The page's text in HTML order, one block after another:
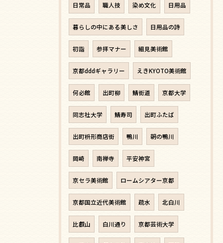
日常品 職人技 染め文化 日用品
暮らしの中にある美しさ 日用品の詩
初詣 参拝マナー 細見美術館
京都dddギャラリー えきKYOTO美術館
何必館 出町柳 鯖街道 京都大学
同志社大学 鯖寿司 出町ふたば
出町枡形商店街 鴨川 朝の鴨川
岡崎 南禅寺 平安神宮
京セラ美術館 ロームシアター京都
京都国立近代美術館 疏水 北白川
比叡山 白川通り 京都芸術大学